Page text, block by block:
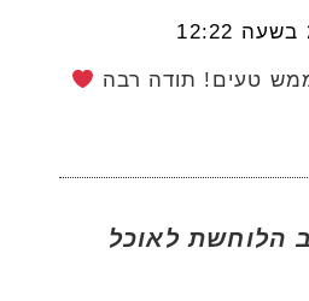
ממש טעים! תודה רבה
הלוחשת לאוכל